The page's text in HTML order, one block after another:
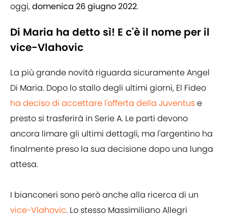
oggi,domenica 26 giugno 2022.
Di Maria ha detto sì! E c'è il nome per il
vice-Vlahovic
La più grande novità riguarda sicuramente Angel
Di Maria. Dopo lo stallo degli ultimi giorni, El Fideo
ha deciso di accettare l'offerta della Juventuse
presto si trasferirà in Serie A. Le parti devono
ancora limare gli ultimi dettagli, ma l'argentino ha
finalmente preso la sua decisione dopo una lunga
attesa.
I bianconeri sono però anche alla ricerca di un
vice-Vlahovic. Lo stesso Massimiliano Allegri